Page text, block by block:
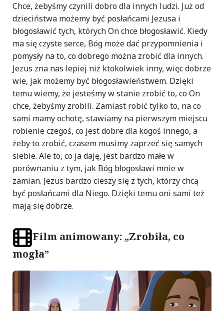
Chce, żebyśmy czynili dobro dla innych ludzi. Już od
dzieciństwa możemy być posłańcami Jezusa i
błogosławić tych, których On chce błogosławić. Kiedy
ma się czyste serce, Bóg może dać przypomnienia i
pomysły na to, co dobrego można zrobić dla innych.
Jezus zna nas lepiej niż ktokolwiek inny, więc dobrze
wie, jak możemy być błogosławieństwem. Dzięki
temu wiemy, że jesteśmy w stanie zrobić to, co On
chce, żebyśmy zrobili. Zamiast robić tylko to, na co
sami mamy ochotę, stawiamy na pierwszym miejscu
robienie czegoś, co jest dobre dla kogoś innego, a
żeby to zrobić, czasem musimy zaprzeć się samych
siebie. Ale to, co ja daję, jest bardzo małe w
porównaniu z tym, jak Bóg błogosławi mnie w
zamian. Jezus bardzo cieszy się z tych, którzy chcą
być posłańcami dla Niego. Dzięki temu oni sami też
mają się dobrze.
Film animowany: „Zrobiła, co
mogła”